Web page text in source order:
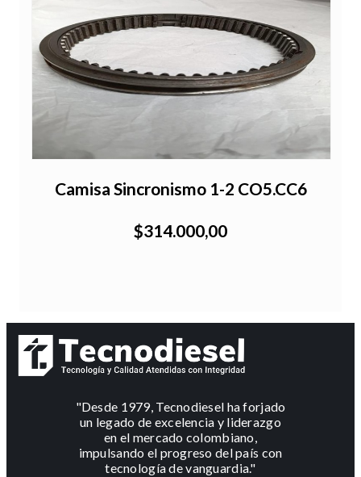
Camisa Sincronismo 1-2 CO5.CC6
$314.000,00
"Desde 1979, Tecnodiesel ha forjado
un legado de excelencia y liderazgo
en el mercado colombiano,
impulsando el progreso del país con
tecnología de vanguardia."